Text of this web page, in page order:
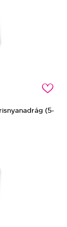
c
(5-